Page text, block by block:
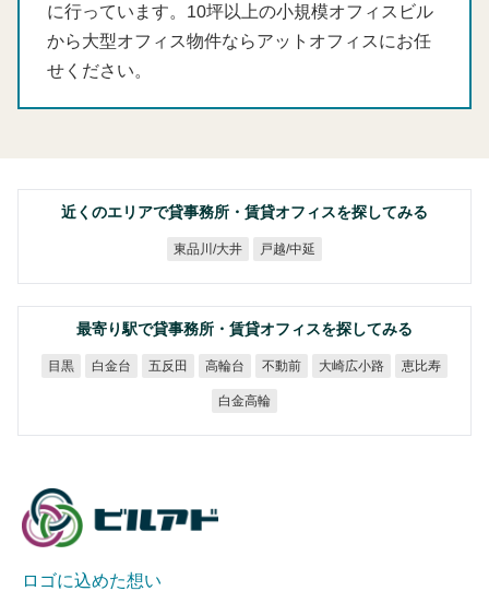
に行っています。10坪以上の小規模オフィスビル
から大型オフィス物件ならアットオフィスにお任
せください。
近くのエリアで貸事務所・賃貸オフィスを探してみる
東品川/大井 戸越/中延
最寄り駅で貸事務所・賃貸オフィスを探してみる
目黒 白金台 五反田 高輪台 不動前 大崎広小路 恵比寿
白金高輪
ロゴに込めた想い